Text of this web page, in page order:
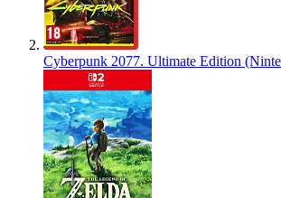
Cyberpunk 2077. Ultimate Edition